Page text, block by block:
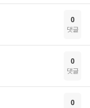
0
댓글
0
댓글
0